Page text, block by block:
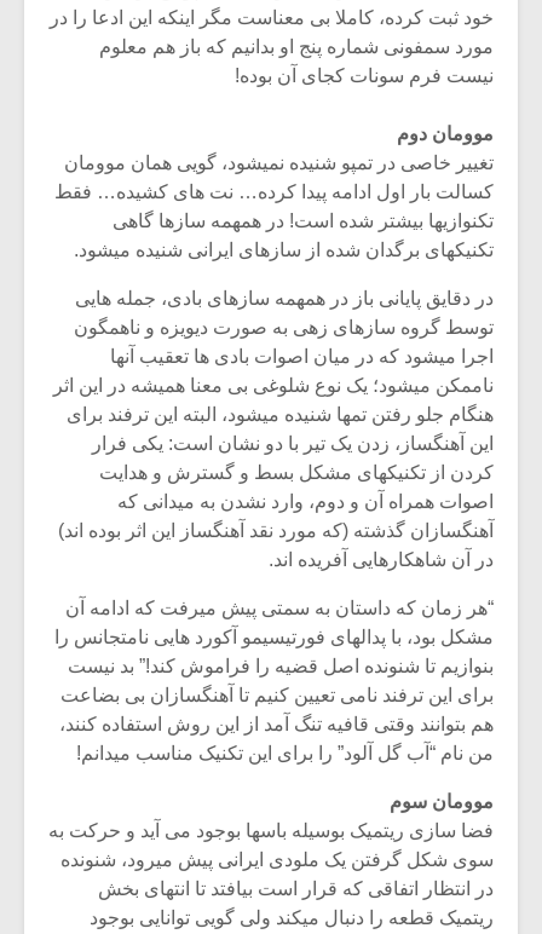
خود ثبت کرده، کاملا بی معناست مگر اینکه این ادعا را در
مورد سمفونی شماره پنج او بدانیم که باز هم معلوم
نیست فرم سونات کجای آن بوده!
موومان دوم
تغییر خاصی در تمپو شنیده نمیشود، گویی همان موومان
کسالت بار اول ادامه پیدا کرده… نت های کشیده… فقط
تکنوازیها بیشتر شده است! در همهمه سازها گاهی
تکنیکهای برگدان شده از سازهای ایرانی شنیده میشود.
در دقایق پایانی باز در همهمه سازهای بادی، جمله هایی
توسط گروه سازهای زهی به صورت دیویزه و ناهمگون
اجرا میشود که در میان اصوات بادی ها تعقیب آنها
ناممکن میشود؛ یک نوع شلوغی بی معنا همیشه در این اثر
هنگام جلو رفتن تمها شنیده میشود، البته این ترفند برای
این آهنگساز، زدن یک تیر با دو نشان است: یکی فرار
کردن از تکنیکهای مشکل بسط و گسترش و هدایت
اصوات همراه آن و دوم، وارد نشدن به میدانی که
آهنگسازان گذشته (که مورد نقد آهنگساز این اثر بوده اند)
در آن شاهکارهایی آفریده اند.
“هر زمان که داستان به سمتی پیش میرفت که ادامه آن
مشکل بود، با پدالهای فورتیسیمو آکورد هایی نامتجانس را
بنوازیم تا شنونده اصل قضیه را فراموش کند!” بد نیست
برای این ترفند نامی تعیین کنیم تا آهنگسازان بی بضاعت
هم بتوانند وقتی قافیه تنگ آمد از این روش استفاده کنند،
من نام “آب گل آلود” را برای این تکنیک مناسب میدانم!
موومان سوم
فضا سازی ریتمیک بوسیله باسها بوجود می آید و حرکت به
سوی شکل گرفتن یک ملودی ایرانی پیش میرود، شنونده
در انتظار اتفاقی که قرار است بیافتد تا انتهای بخش
ریتمیک قطعه را دنبال میکند ولی گویی توانایی بوجود